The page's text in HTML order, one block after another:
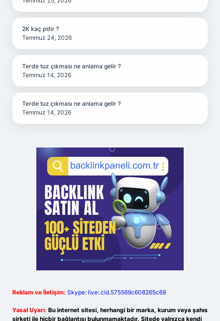
2K kaç p’dir ?
Temmuz 24, 2026
Terde tuz çıkması ne anlama gelir ?
Temmuz 14, 2026
Terde tuz çıkması ne anlama gelir ?
Temmuz 14, 2026
Reklam ve İletişim: Skype: live:.cid.575569c608265c69
Yasal Uyarı: Bu internet sitesi, herhangi bir marka, kurum veya şahıs
şirketi ile hiçbir bağlantısı bulunmamaktadır. Sitede yalnızca kendi